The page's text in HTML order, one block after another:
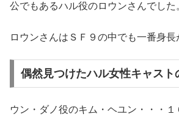
公でもあるハル役のロウンさんでした
ロウンさんはＳＦ９の中でも一番身長
偶然見つけたハル女性キャスト
ウン・ダノ役のキム・ヘユン・・・１